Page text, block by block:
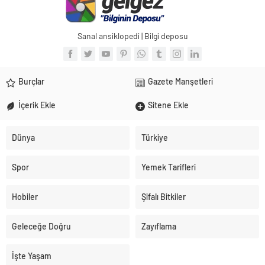
Sanal ansiklopedi | Bilgi deposu
Burçlar Gazete Manşetleri
İçerik Ekle Sitene Ekle
Dünya Türkiye
Spor Yemek Tarifleri
Hobiler Şifalı Bitkiler
Geleceğe Doğru Zayıflama
İşte Yaşam